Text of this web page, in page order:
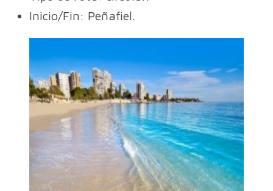
Inicio/Fin: Peñafiel.